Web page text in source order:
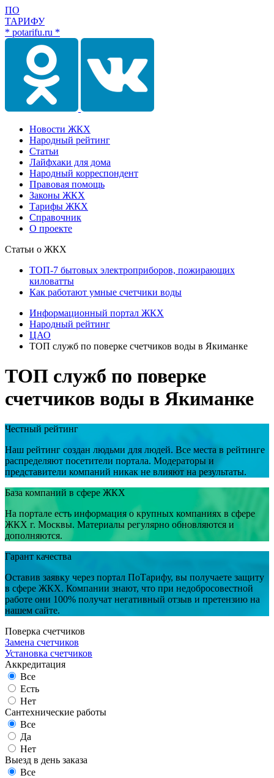
ПО
ТАРИФУ
* potarifu.ru *
Новости ЖКХ
Народный рейтинг
Статьи
Лайфхаки для дома
Народный корреспондент
Правовая помощь
Законы ЖКХ
Тарифы ЖКХ
Справочник
О проекте
Статьи о ЖКХ
ТОП-7 бытовых электроприборов, пожирающих
киловатты
Как работают умные счетчики воды
Информационный портал ЖКХ
Народный рейтинг
ЦАО
ТОП служб по поверке счетчиков воды в Якиманке
ТОП служб по поверке
счетчиков воды в Якиманке
Честный рейтинг
Наш рейтинг создан людьми для людей. Все места в рейтинге
распределяют посетители портала. Модераторы и
представители компаний никак не влияют на результаты.
База компаний в сфере ЖКХ
На портале есть информация о крупных компаниях в сфере
ЖКХ г. Москвы. Материалы регулярно обновляются и
дополняются.
Гарант качества
Оставив заявку через портал ПоТарифу, вы получаете защиту
в сфере ЖКХ. Компании знают, что при недобросовестной
работе они 100% получат негативный отзыв и претензию на
нашем сайте.
Поверка счетчиков
Замена счетчиков
Установка счетчиков
Аккредитация
Все
Есть
Нет
Сантехнические работы
Все
Да
Нет
Выезд в день заказа
Все